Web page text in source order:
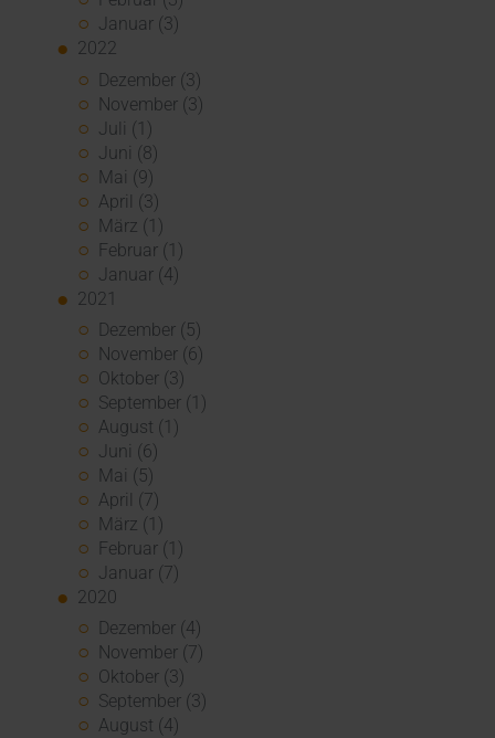
Januar (3)
2022
Dezember (3)
November (3)
Juli (1)
Juni (8)
Mai (9)
April (3)
März (1)
Februar (1)
Januar (4)
2021
Dezember (5)
November (6)
Oktober (3)
September (1)
August (1)
Juni (6)
Mai (5)
April (7)
März (1)
Februar (1)
Januar (7)
2020
Dezember (4)
November (7)
Oktober (3)
September (3)
August (4)